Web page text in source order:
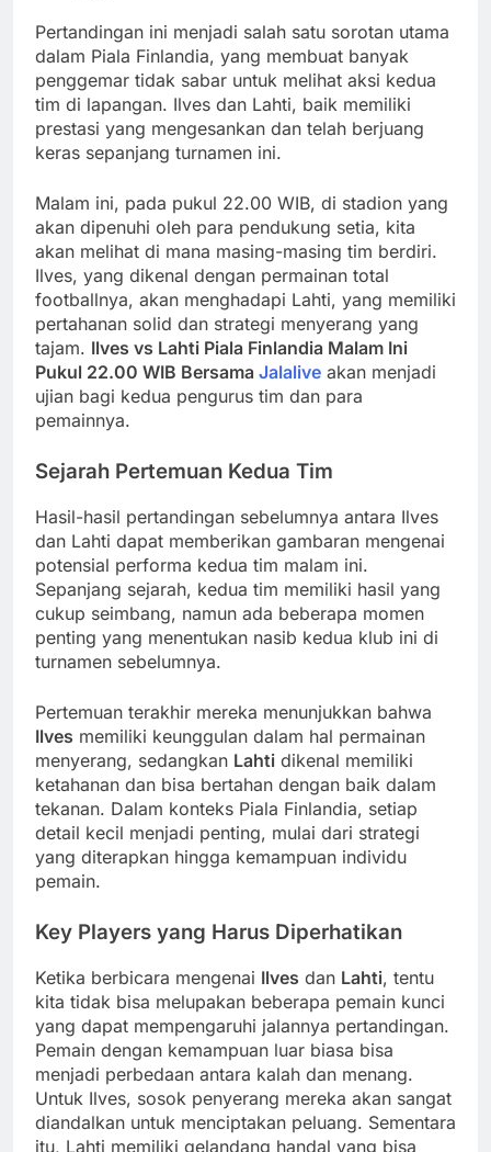
Pertandingan ini menjadi salah satu sorotan utama
dalam Piala Finlandia, yang membuat banyak
penggemar tidak sabar untuk melihat aksi kedua
tim di lapangan. Ilves dan Lahti, baik memiliki
prestasi yang mengesankan dan telah berjuang
keras sepanjang turnamen ini.
Malam ini, pada pukul 22.00 WIB, di stadion yang
akan dipenuhi oleh para pendukung setia, kita
akan melihat di mana masing-masing tim berdiri.
Ilves, yang dikenal dengan permainan total
footballnya, akan menghadapi Lahti, yang memiliki
pertahanan solid dan strategi menyerang yang
tajam. Ilves vs Lahti Piala Finlandia Malam Ini
Pukul 22.00 WIB Bersama Jalalive akan menjadi
ujian bagi kedua pengurus tim dan para
pemainnya.
Sejarah Pertemuan Kedua Tim
Hasil-hasil pertandingan sebelumnya antara Ilves
dan Lahti dapat memberikan gambaran mengenai
potensial performa kedua tim malam ini.
Sepanjang sejarah, kedua tim memiliki hasil yang
cukup seimbang, namun ada beberapa momen
penting yang menentukan nasib kedua klub ini di
turnamen sebelumnya.
Pertemuan terakhir mereka menunjukkan bahwa
Ilves memiliki keunggulan dalam hal permainan
menyerang, sedangkan Lahti dikenal memiliki
ketahanan dan bisa bertahan dengan baik dalam
tekanan. Dalam konteks Piala Finlandia, setiap
detail kecil menjadi penting, mulai dari strategi
yang diterapkan hingga kemampuan individu
pemain.
Key Players yang Harus Diperhatikan
Ketika berbicara mengenai Ilves dan Lahti, tentu
kita tidak bisa melupakan beberapa pemain kunci
yang dapat mempengaruhi jalannya pertandingan.
Pemain dengan kemampuan luar biasa bisa
menjadi perbedaan antara kalah dan menang.
Untuk Ilves, sosok penyerang mereka akan sangat
diandalkan untuk menciptakan peluang. Sementara
itu, Lahti memiliki gelandang handal yang bisa